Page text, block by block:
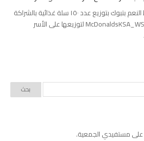
قامت جمعية نِعَم لحفظ النعم بتبوك بتوزيع عدد ١٥٠ سلة غذائية بالشراكة
مع شركة ماكدونالدز @McDonaldsKSA_WS لتوزيعها على الأسر
على مستفيدي الجمعية.